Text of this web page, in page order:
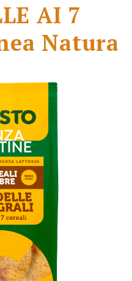
AI 7
Natura